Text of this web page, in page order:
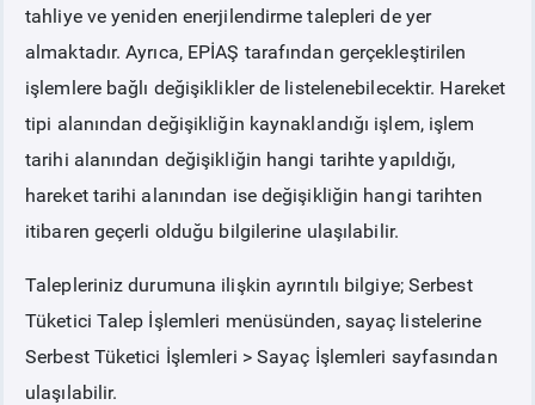
tahliye ve yeniden enerjilendirme talepleri de yer
almaktadır. Ayrıca, EPİAŞ tarafından gerçekleştirilen
işlemlere bağlı değişiklikler de listelenebilecektir. Hareket
tipi alanından değişikliğin kaynaklandığı işlem, işlem
tarihi alanından değişikliğin hangi tarihte yapıldığı,
hareket tarihi alanından ise değişikliğin hangi tarihten
itibaren geçerli olduğu bilgilerine ulaşılabilir.
Talepleriniz durumuna ilişkin ayrıntılı bilgiye; Serbest
Tüketici Talep İşlemleri menüsünden, sayaç listelerine
Serbest Tüketici İşlemleri > Sayaç İşlemleri sayfasından
ulaşılabilir.